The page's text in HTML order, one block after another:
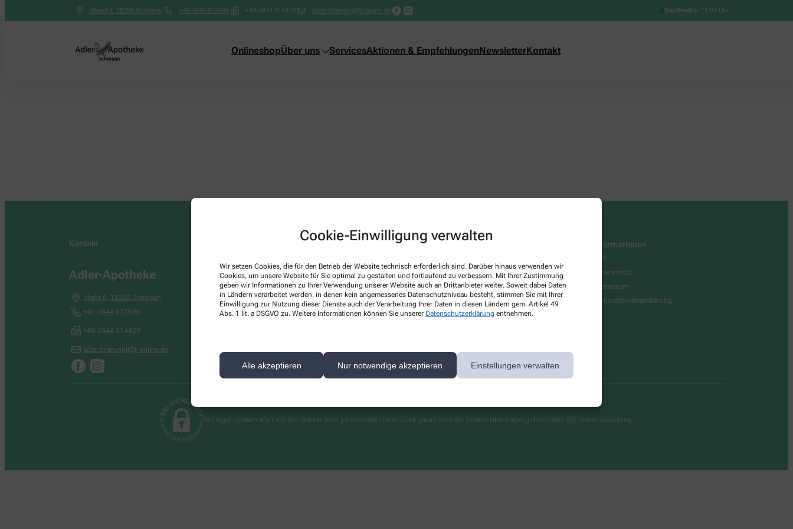
Cookie-Einwilligung verwalten
Wir setzen Cookies, die für den Betrieb der Website technisch erforderlich sind. Darüber hinaus verwenden wir
Cookies, um unsere Website für Sie optimal zu gestalten und fortlaufend zu verbessern. Mit Ihrer Zustimmung
geben wir Informationen zu Ihrer Verwendung unserer Website auch an Drittanbieter weiter. Soweit dabei Daten
in Ländern verarbeitet werden, in denen kein angemessenes Datenschutzniveau besteht, stimmen Sie mit Ihrer
Einwilligung zur Nutzung dieser Dienste auch der Verarbeitung Ihrer Daten in diesen Ländern gem. Artikel 49
Abs. 1 lit. a DSGVO zu. Weitere Informationen können Sie unserer Datenschutzerklärung entnehmen.
Alle akzeptieren Nur notwendige akzeptieren Einstellungen verwalten
Markt 8, 18258 Schwaan +49-3844 813696 +49-3844 814429 adler.braeunig@t-online.de Geöffnetbis 18:00 Uhr
OnlineshopÜber uns ServicesAktionen & EmpfehlungenNewsletterKontakt
Kontakt
Adler-Apotheke
Markt 8, 18258 Schwaan
+49-3844 813696
+49-3844 814429
adler.braeunig@t-online.de
Leistungen
Lieferoptionen
Kontakt
Informationen
AGB
Datenschutz
Impressum
Barrierefreiheitserklärung
Wir legen großen Wert auf den Schutz Ihrer persönlichen Daten und garantieren die sichere Übertragung durch eine SSL-Verschlüsselung.